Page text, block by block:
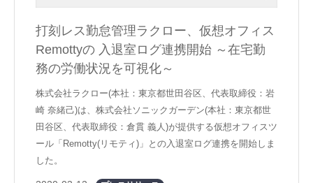
打刻レス勤怠管理ラクロー、仮想オフィス
Remottyの 入退室ログ連携開始 ～在宅勤
務の労働状況を可視化～
株式会社ラクロー(本社：東京都世田谷区、代表取締役：岩
崎 奈緒己)は、株式会社ソニックガーデン(本社：東京都世
田谷区、代表取締役：倉貫 義人)が提供する仮想オフィスツ
ール「Remotty(リモティ)」との入退室ログ連携を開始しま
した。